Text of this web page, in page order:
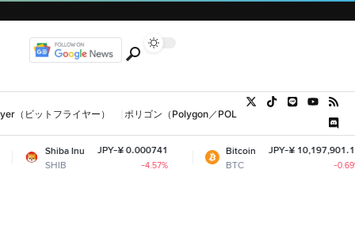
（ビットフライヤー） ポリゴン（Polygon／POL、MATIC）
JPY-¥ 0.000741
Bitcoin
BTC
JPY-¥ 10,197,901.16